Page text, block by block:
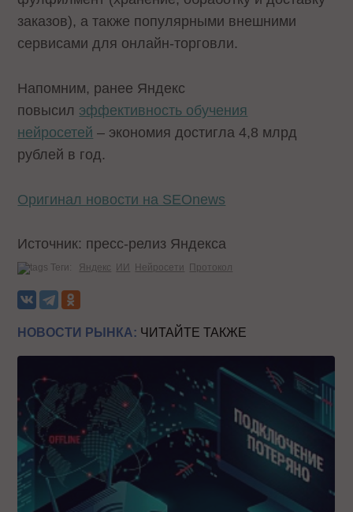
заказов), а также популярными внешними
сервисами для онлайн-торговли.
Напомним, ранее Яндекс
повысил эффективность обучения
нейросетей – экономия достигла 4,8 млрд
рублей в год.
Оригинал новости на SEOnews
Источник: пресс-релиз Яндекса
Теги: Яндекс ИИ Нейросети Протокол
НОВОСТИ РЫНКА: ЧИТАЙТЕ ТАКЖЕ